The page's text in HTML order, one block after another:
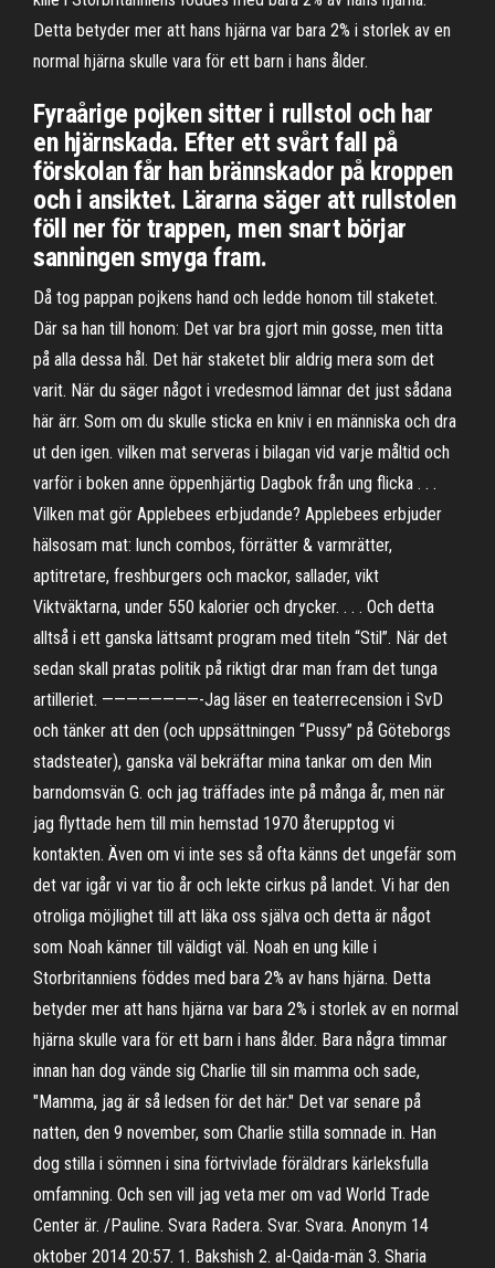
Detta betyder mer att hans hjärna var bara 2% i storlek av en
normal hjärna skulle vara för ett barn i hans ålder.
Fyraårige pojken sitter i rullstol och har
en hjärnskada. Efter ett svårt fall på
förskolan får han brännskador på kroppen
och i ansiktet. Lärarna säger att rullstolen
föll ner för trappen, men snart börjar
sanningen smyga fram.
Då tog pappan pojkens hand och ledde honom till staketet.
Där sa han till honom: Det var bra gjort min gosse, men titta
på alla dessa hål. Det här staketet blir aldrig mera som det
varit. När du säger något i vredesmod lämnar det just sådana
här ärr. Som om du skulle sticka en kniv i en människa och dra
ut den igen. vilken mat serveras i bilagan vid varje måltid och
varför i boken anne öppenhjärtig Dagbok från ung flicka . . .
Vilken mat gör Applebees erbjudande? Applebees erbjuder
hälsosam mat: lunch combos, förrätter & varmrätter,
aptitretare, freshburgers och mackor, sallader, vikt
Viktväktarna, under 550 kalorier och drycker. . . . Och detta
alltså i ett ganska lättsamt program med titeln “Stil”. När det
sedan skall pratas politik på riktigt drar man fram det tunga
artilleriet. ————————-Jag läser en teaterrecension i SvD
och tänker att den (och uppsättningen “Pussy” på Göteborgs
stadsteater), ganska väl bekräftar mina tankar om den Min
barndomsvän G. och jag träffades inte på många år, men när
jag flyttade hem till min hemstad 1970 återupptog vi
kontakten. Även om vi inte ses så ofta känns det ungefär som
det var igår vi var tio år och lekte cirkus på landet. Vi har den
otroliga möjlighet till att läka oss själva och detta är något
som Noah känner till väldigt väl. Noah en ung kille i
Storbritanniens föddes med bara 2% av hans hjärna. Detta
betyder mer att hans hjärna var bara 2% i storlek av en normal
hjärna skulle vara för ett barn i hans ålder. Bara några timmar
innan han dog vände sig Charlie till sin mamma och sade,
"Mamma, jag är så ledsen för det här." Det var senare på
natten, den 9 november, som Charlie stilla somnade in. Han
dog stilla i sömnen i sina förtvivlade föräldrars kärleksfulla
omfamning. Och sen vill jag veta mer om vad World Trade
Center är. /Pauline. Svara Radera. Svar. Svara. Anonym 14
oktober 2014 20:57. 1. Bakshish 2. al-Qaida-män 3. Sharia